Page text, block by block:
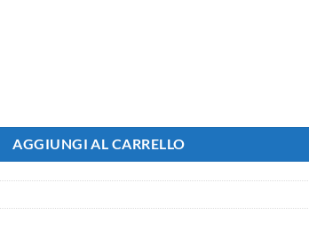
AGGIUNGI AL CARRELLO